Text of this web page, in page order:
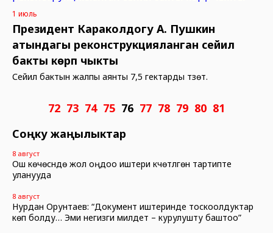
1 июль
Президент Караколдогу А. Пушкин
атындагы реконструкцияланган сейил
бакты көрүп чыкты
Сейил бактын жалпы аянты 7,5 гектарды түзөт.
72 73 74 75 76 77 78 79 80 81
Соңку жаңылыктар
8 август
Ош көчөсүндө жол оңдоо иштери күчөтүлгөн тартипте
уланууда
8 август
Нурдан Орунтаев: “Документ иштеринде тоскоолдуктар
көп болду… Эми негизги милдет – курулушту баштоо”